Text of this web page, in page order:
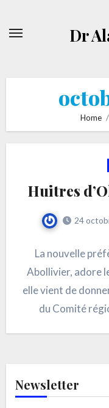
Dr
Home
Huitres
24
La nouvelle
Abollivier, adore
elle vient de
du Comité
Newsletter